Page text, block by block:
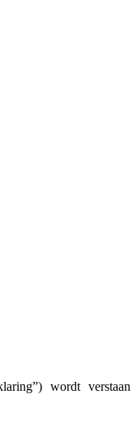
wordt verstaan